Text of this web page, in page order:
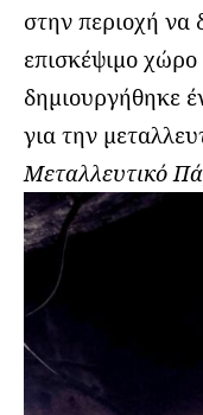
στην περιοχή να
επισκέψιμο
δημιουργήθηκε
για την
Μεταλλευτικό